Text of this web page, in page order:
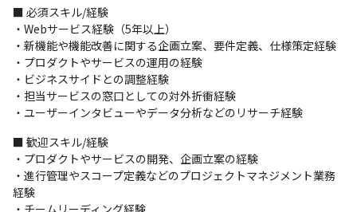
しています
＜使用している技術例＞
言語：Java、PHP、Node.js、Python3
フレームワーク：SpringBoot、SpringMVC、Laravel
フロントエンド：Vue.js、React、SCSS
永続化：MySQL、DynamoDB、Memcached、Redis、
Elasticsearch
構成管理：Docker、Kubernetes、AWS SAM、AWS
CloudFormation
AWS：EC2、ECS、EKS、Fargate、S3、RDS（Aurora）、
DynamoDB、SQS、SNS、API Gateway、 ElastiCache、
Lambda、CloudFront、CloudWatch、EMR
■ 必須スキル/経験
・Webサービス経験（5年以上）
・新機能や機能改善に関する企画立案、要件定義、仕様策定経験
・プロダクトやサービスの運用の経験
・ビジネスサイドとの調整経験
・担当サービスの窓口としての対外折衝経験
・ユーザーインタビューやデータ分析などのリサーチ経験
■ 歓迎スキル/経験
・プロダクトやサービスの開発、企画立案の経験
・進行管理やスコープ定義などのプロジェクトマネジメント業務
経験
・チームリーディング経験